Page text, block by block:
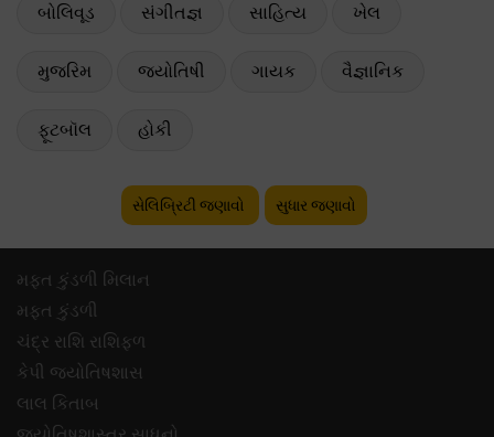
બોલિવૂડ સંગીતજ્ઞ સાહિત્ય ખેલ
મુજરિમ જ્યોતિષી ગાયક વૈજ્ઞાનિક
ફૂટબૉલ હોકી
સેલિબ્રિટી જણાવો સુધાર જણાવો
મફ્ત કુંડળી મિલાન
મફ્ત કુંડળી
ચંદ્ર રાશિ રાશિફળ
કેપી જ્યોતિષશાસ
લાલ કિતાબ